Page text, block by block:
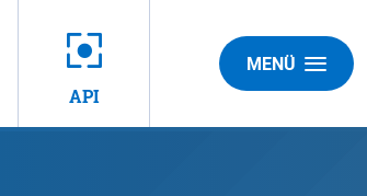
API
MENÜ